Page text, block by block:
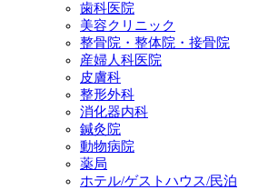
歯科医院
美容クリニック
整骨院・整体院・接骨院
産婦人科医院
皮膚科
整形外科
消化器内科
鍼灸院
動物病院
薬局
ホテル/ゲストハウス/民泊